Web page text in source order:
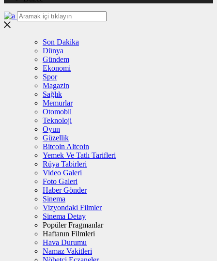
Son Dakika
Dünya
Gündem
Ekonomi
Spor
Magazin
Sağlık
Memurlar
Otomobil
Teknoloji
Oyun
Güzellik
Bitcoin Altcoin
Yemek Ve Tatlı Tarifleri
Rüya Tabirleri
Video Galeri
Foto Galeri
Haber Gönder
Sinema
Vizyondaki Filmler
Sinema Detay
Popüler Fragmanlar
Haftanın Filmleri
Hava Durumu
Namaz Vakitleri